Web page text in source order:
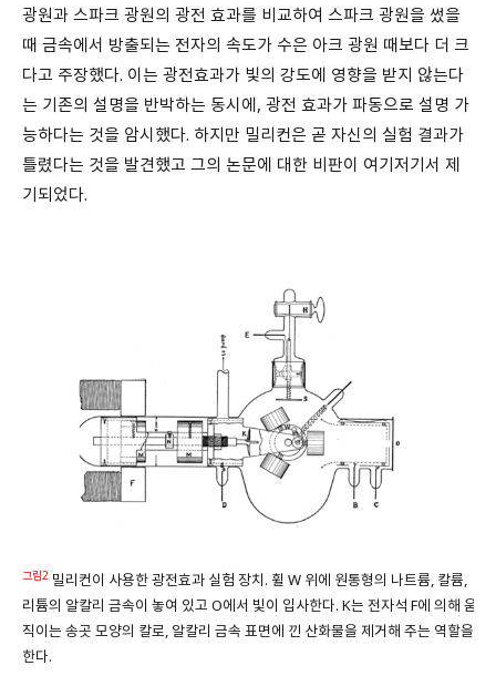
광원과 스파크 광원의 광전 효과를 비교하여 스파크 광원을 썼을
때 금속에서 방출되는 전자의 속도가 수은 아크 광원 때보다 더 크
다고 주장했다. 이는 광전효과가 빛의 강도에 영향을 받지 않는다
는 기존의 설명을 반박하는 동시에, 광전 효과가 파동으로 설명 가
능하다는 것을 암시했다. 하지만 밀리컨은 곧 자신의 실험 결과가
틀렸다는 것을 발견했고 그의 논문에 대한 비판이 여기저기서 제
기되었다.
그림2 밀리컨이 사용한 광전효과 실험 장치. 휠 W 위에 원통형의 나트륨, 칼륨,
리튬의 알칼리 금속이 놓여 있고 O에서 빛이 입사한다. K는 전자석 F에 의해 움
직이는 송곳 모양의 칼로, 알칼리 금속 표면에 낀 산화물을 제거해 주는 역할을
한다.